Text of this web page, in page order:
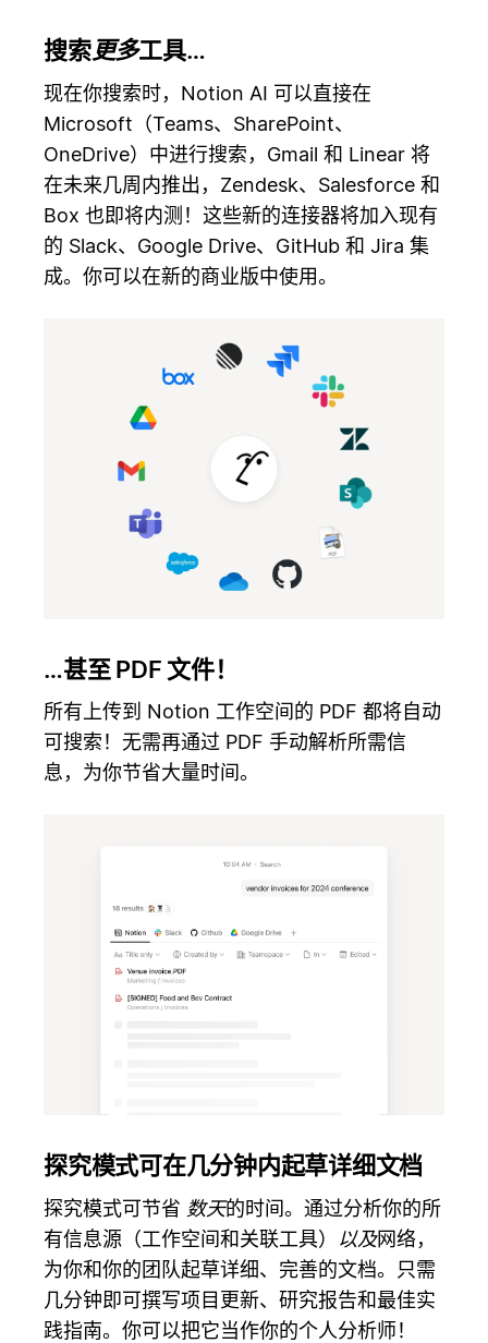
搜索更多工具…
现在你搜索时，Notion AI 可以直接在
Microsoft（Teams、SharePoint、
OneDrive）中进行搜索，Gmail 和 Linear 将
在未来几周内推出，Zendesk、Salesforce 和
Box 也即将内测！这些新的连接器将加入现有
的 Slack、Google Drive、GitHub 和 Jira 集
成。你可以在新的商业版中使用。
…甚至 PDF 文件！
所有上传到 Notion 工作空间的 PDF 都将自动
可搜索！无需再通过 PDF 手动解析所需信
息，为你节省大量时间。
探究模式可在几分钟内起草详细文档
探究模式可节省 数天的时间。通过分析你的所
有信息源（工作空间和关联工具） 以及网络，
为你和你的团队起草详细、完善的文档。只需
几分钟即可撰写项目更新、研究报告和最佳实
践指南。你可以把它当作你的个人分析师！